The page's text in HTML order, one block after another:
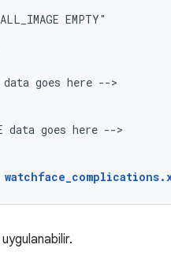
data goes here
data goes here